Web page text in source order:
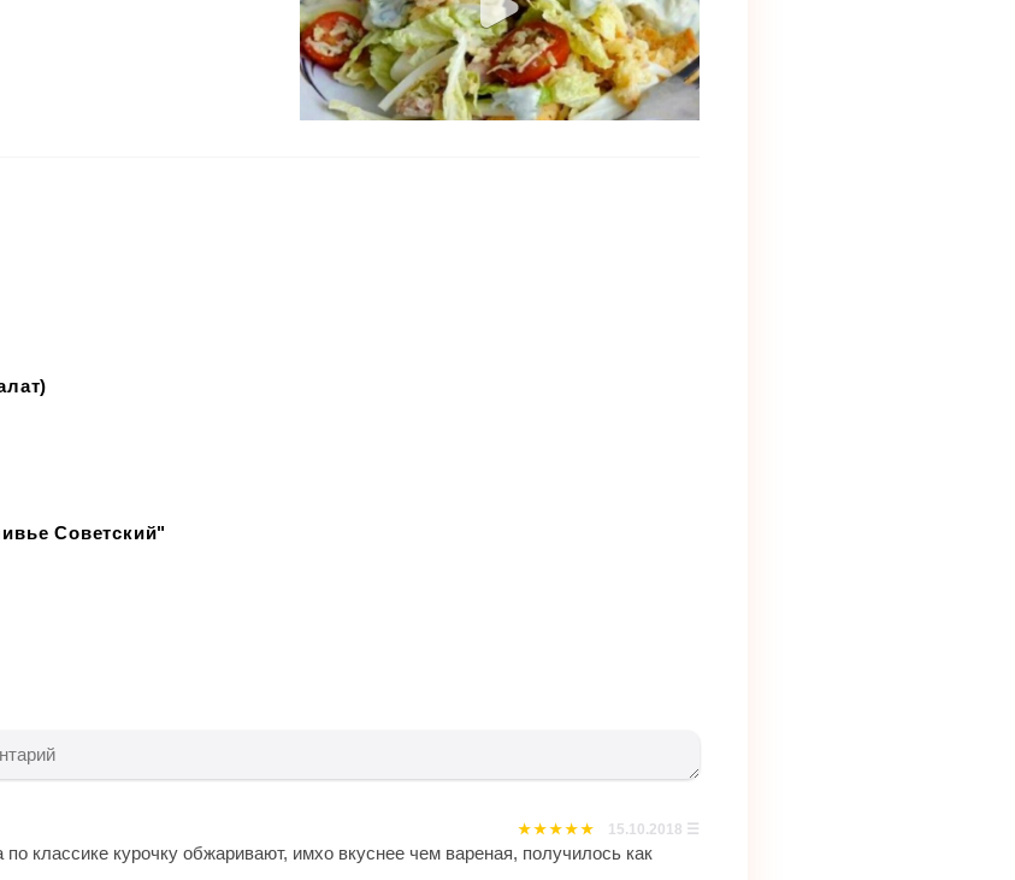
Советский"
15.10.2018 ☰
по классике курочку обжаривают, имхо вкуснее чем вареная, получилось как